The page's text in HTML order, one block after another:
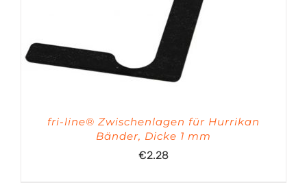
fri-line® Zwischenlagen für Hurrikan
Bänder, Dicke 1 mm
€2.28